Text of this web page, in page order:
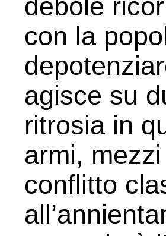
debole
con la
agisce su
ritrosia in
armi,
conflitto